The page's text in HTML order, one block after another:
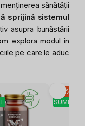
sănătății
sprijină sistemul
asupra bunăstării
explora modul în
pe care le aduc
SUMMER
-10 %